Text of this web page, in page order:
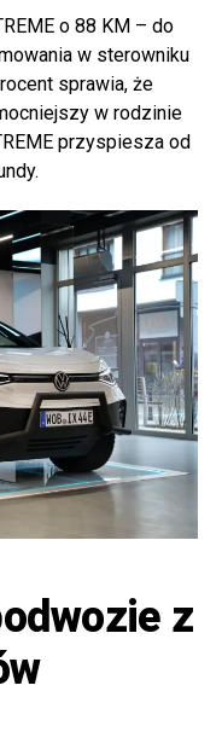
o 88 KM – do
w sterowniku
sprawia, że
w rodzinie
przyspiesza od
z